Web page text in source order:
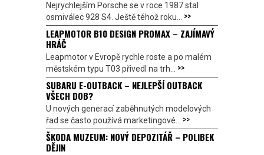
Nejrychlejším Porsche se v roce 1987 stal
osmiválec 928 S4. Ještě téhož roku... >>
LEAPMOTOR B10 DESIGN PROMAX – ZAJÍMAVÝ
HRÁČ
Leapmotor v Evropě rychle roste a po malém
městském typu T03 přivedl na trh... >>
SUBARU E-OUTBACK – NEJLEPŠÍ OUTBACK
VŠECH DOB?
U nových generací zaběhnutých modelových
řad se často používá marketingové... >>
ŠKODA MUZEUM: NOVÝ DEPOZITÁŘ – POLIBEK
DĚJIN